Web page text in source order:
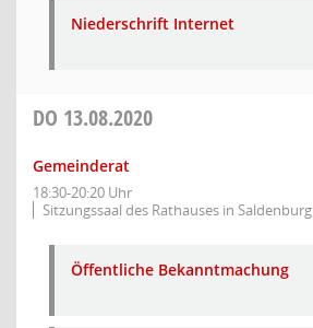
Niederschrift Internet
DO 13.08.2020
Gemeinderat
18:30-20:20 Uhr
Sitzungssaal des Rathauses in Saldenburg
Öffentliche Bekanntmachung